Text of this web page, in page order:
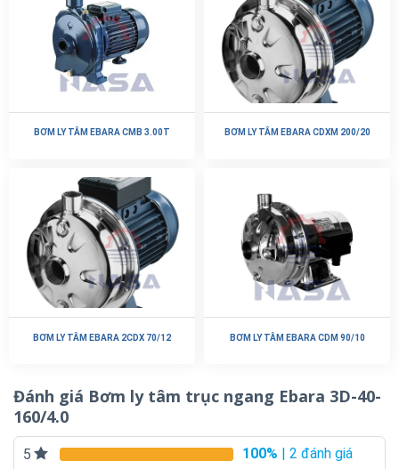
BƠM LY TÂM EBARA CMB 3.00T BƠM LY TÂM EBARA CDXM 200/20
BƠM LY TÂM EBARA 2CDX 70/12 BƠM LY TÂM EBARA CDM 90/10
Đánh giá Bơm ly tâm trục ngang Ebara 3D-40-
160/4.0
5 100% | 2 đánh giá